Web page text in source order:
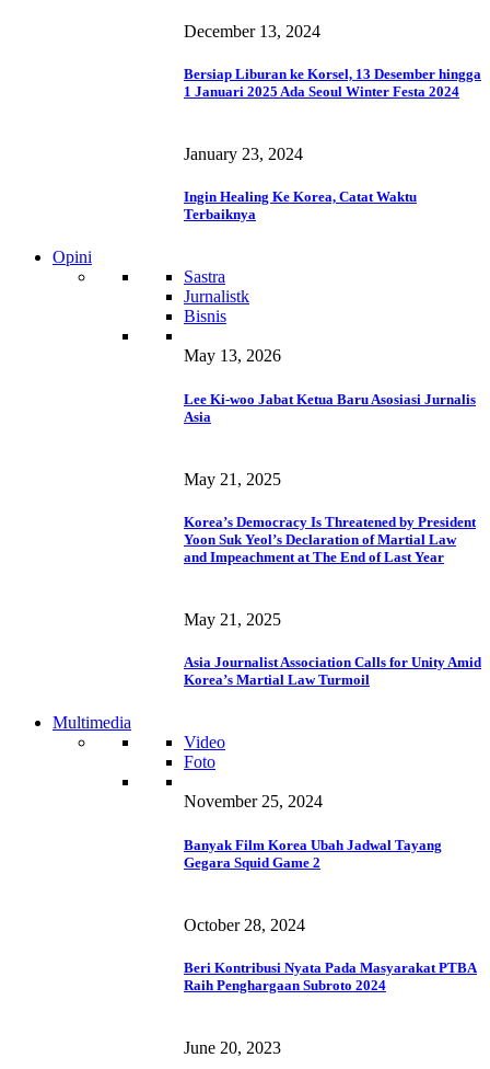
December 13, 2024
Bersiap Liburan ke Korsel, 13 Desember hingga
1 Januari 2025 Ada Seoul Winter Festa 2024
January 23, 2024
Ingin Healing Ke Korea, Catat Waktu
Terbaiknya
Opini
Sastra
Jurnalistk
Bisnis
May 13, 2026
Lee Ki-woo Jabat Ketua Baru Asosiasi Jurnalis
Asia
May 21, 2025
Korea’s Democracy Is Threatened by President
Yoon Suk Yeol’s Declaration of Martial Law
and Impeachment at The End of Last Year
May 21, 2025
Asia Journalist Association Calls for Unity Amid
Korea’s Martial Law Turmoil
Multimedia
Video
Foto
November 25, 2024
Banyak Film Korea Ubah Jadwal Tayang
Gegara Squid Game 2
October 28, 2024
Beri Kontribusi Nyata Pada Masyarakat PTBA
Raih Penghargaan Subroto 2024
June 20, 2023